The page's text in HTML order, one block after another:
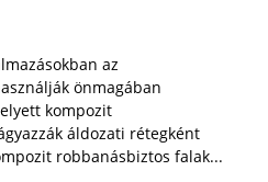
az
önmagában
kompozit
áldozati rétegként
robbanásbiztos falak...